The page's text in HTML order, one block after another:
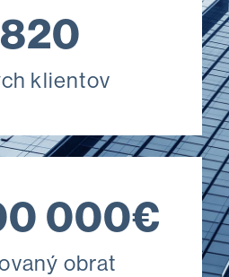
820
klientov
000€
obrat